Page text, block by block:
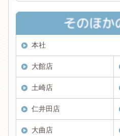
本社
大館店
土崎店
仁井田店
大曲店